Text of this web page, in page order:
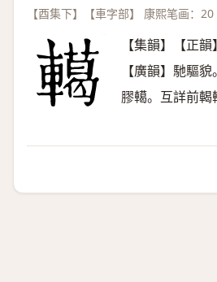
【酉集下】【車字部】 康熙笔画：
【集韻】【正韻】
【廣韻】馳驅
膠轕。互詳前輵